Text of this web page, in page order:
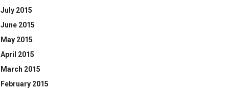
July 2015
June 2015
May 2015
April 2015
March 2015
February 2015